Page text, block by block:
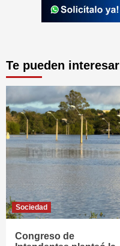
Te pueden interesar
Sociedad
Congreso de